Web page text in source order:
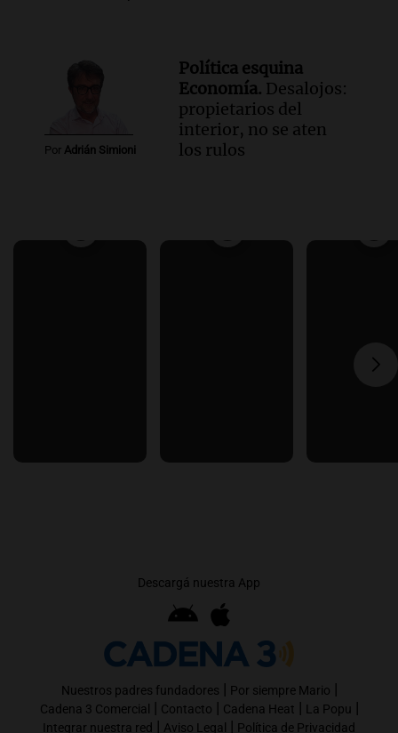
Por Adrián Simioni
Política esquina
Economía. Desalojos:
propietarios del
interior, no se aten
los rulos
Descargá nuestra App
Nuestros padres fundadores | Por siempre Mario |
Cadena 3 Comercial | Contacto | Cadena Heat | La Popu |
Integrar nuestra red | Aviso Legal | Política de Privacidad